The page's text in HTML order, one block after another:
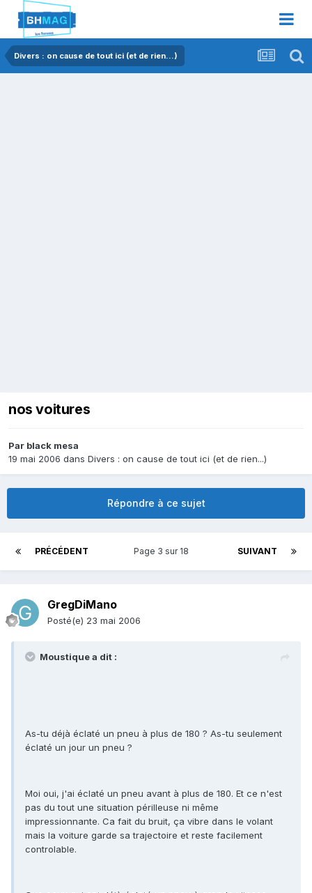
Divers : on cause de tout ici (et de rien...)
nos voitures
Par black mesa
19 mai 2006 dans Divers : on cause de tout ici (et de rien...)
Répondre à ce sujet
PRÉCÉDENT SUIVANT
Page 3 sur 18
GregDiMano
Posté(e) 23 mai 2006
Moustique a dit :
As-tu déjà éclaté un pneu à plus de 180 ? As-tu seulement
éclaté un jour un pneu ?
Moi oui, j'ai éclaté un pneu avant à plus de 180. Et ce n'est
pas du tout une situation périlleuse ni même
impressionnante. Ca fait du bruit, ça vibre dans le volant
mais la voiture garde sa trajectoire et reste facilement
controlable.